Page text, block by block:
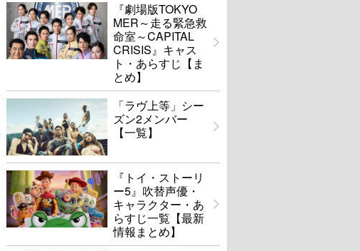
『劇場版TOKYO
MER～走る緊急救
命室～CAPITAL
CRISIS』キャス
ト・あらすじ【ま
とめ】
「ラヴ上等」シー
ズン2メンバー
【一覧】
『トイ・ストーリ
ー5』吹替声優・
キャラクター・あ
らすじ一覧【最新
情報まとめ】